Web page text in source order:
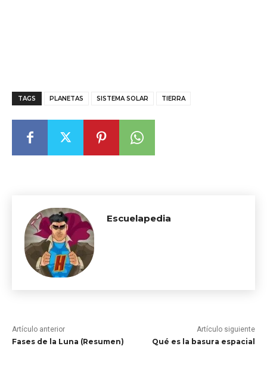
TAGS PLANETAS SISTEMA SOLAR TIERRA
Escuelapedia
Artículo anterior
Fases de la Luna (Resumen)
Artículo siguiente
Qué es la basura espacial